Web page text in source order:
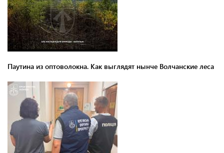
Паутина из оптоволокна. Как выглядят нынче Волчанские леса